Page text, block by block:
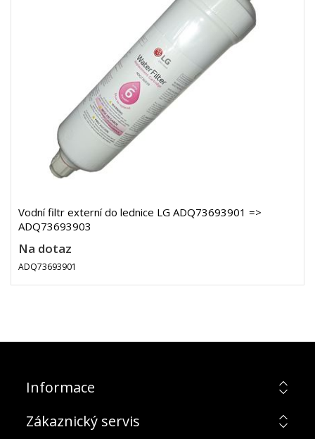
Vodní filtr externí do lednice LG ADQ73693901 =>
ADQ73693903
Na dotaz
ADQ73693901
Informace
Zákaznický servis